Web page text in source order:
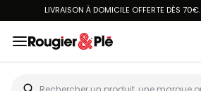
LIVRAISON À DOMICILE OFFERTE DÈS 70€.